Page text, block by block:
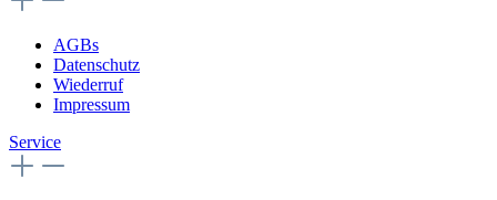
AGBs
Datenschutz
Wiederruf
Impressum
Service